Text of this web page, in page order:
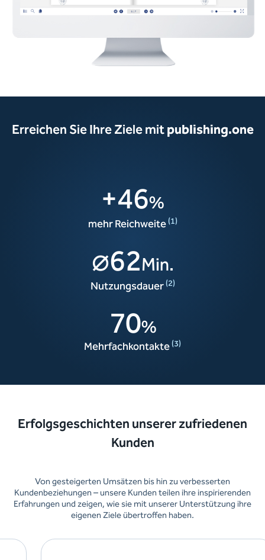
Erreichen Sie Ihre Ziele mitpublishing.one
+46%
mehr Reichweite(1)
⌀62Min.
Nutzungsdauer(2)
70%
Mehrfachkontakte(3)
Erfolgsgeschichten unserer zufriedenen
Kunden
Von gesteigerten Umsätzen bis hin zu verbesserten
Kundenbeziehungen – unsere Kunden teilen ihre inspirierenden
Erfahrungen und zeigen, wie sie mit unserer Unterstützung ihre
eigenen Ziele übertroffen haben.